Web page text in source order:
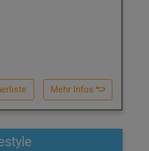
Mehr Infos
& Lifestyle